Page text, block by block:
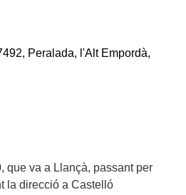
Peralada, l'Alt Empordà,
que va a Llançà, passant per
la direcció a Castelló